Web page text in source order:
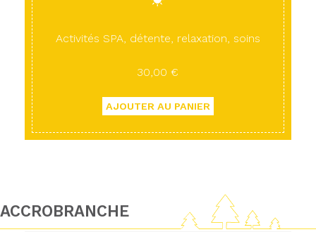
Activités SPA, détente, relaxation, soins
30,00 €
ACCROBRANCHE